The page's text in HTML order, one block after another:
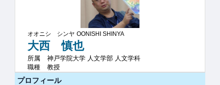
オオニシ シンヤ OONISHI SHINYA
大西 慎也
所属
神戸学院大学 人文学部 人文学科
職種
教授
プロフィール